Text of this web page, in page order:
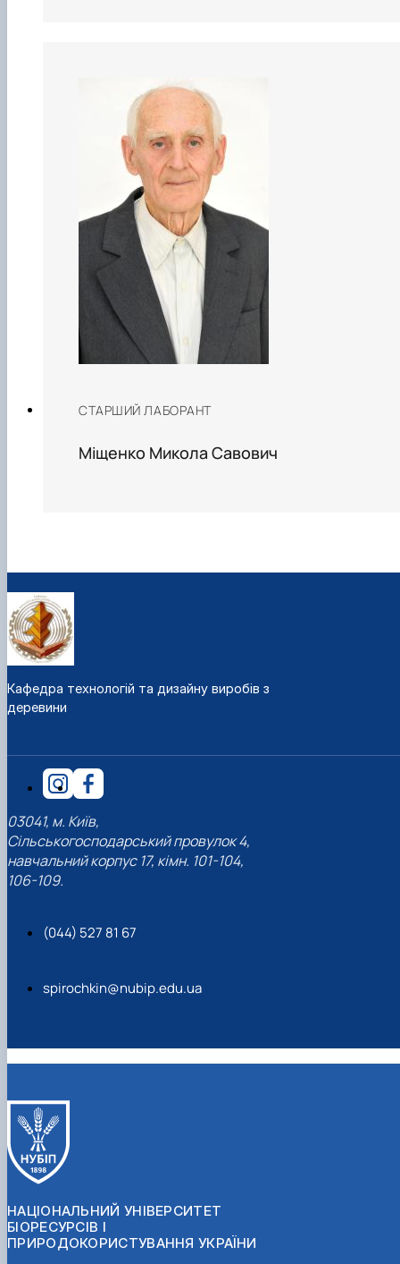
СТАРШИЙ ЛАБОРАНТ
Міщенко Микола Савович
Кафедра технологій та дизайну виробів з
деревини
03041, м. Київ,
Сільськогосподарський провулок 4,
навчальний корпус 17, кімн. 101-104,
106-109.
(044) 527 81 67
spirochkin@nubip.edu.ua
НАЦІОНАЛЬНИЙ УНІВЕРСИТЕТ
БІОРЕСУРСІВ І
ПРИРОДОКОРИСТУВАННЯ УКРАЇНИ